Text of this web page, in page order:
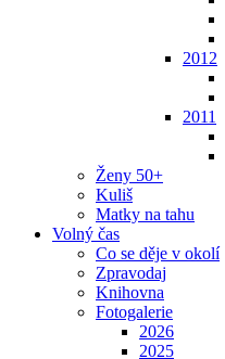
2012
2011
Ženy 50+
Kuliš
Matky na tahu
Volný čas
Co se děje v okolí
Zpravodaj
Knihovna
Fotogalerie
2026
2025